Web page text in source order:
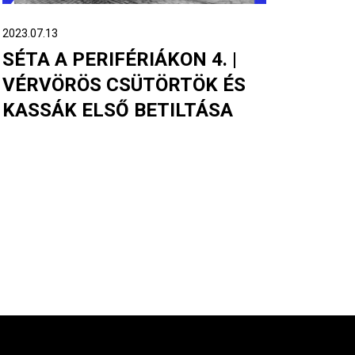
2023.07.13
SÉTA A PERIFÉRIÁKON 4. |
VÉRVÖRÖS CSÜTÖRTÖK ÉS
KASSÁK ELSŐ BETILTÁSA